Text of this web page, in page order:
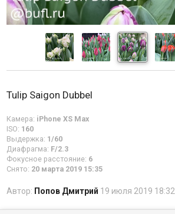
Tulip Saigon Dubbel
Камера: iPhone XS Max
ISO: 160
Выдержка: 1/60
Диафрагма: F/2.3
Фокусное расстояние: 6
Снято: 20 марта 2019 15:35
Автор: Попов Дмитрий 19 июля 2019 18:32